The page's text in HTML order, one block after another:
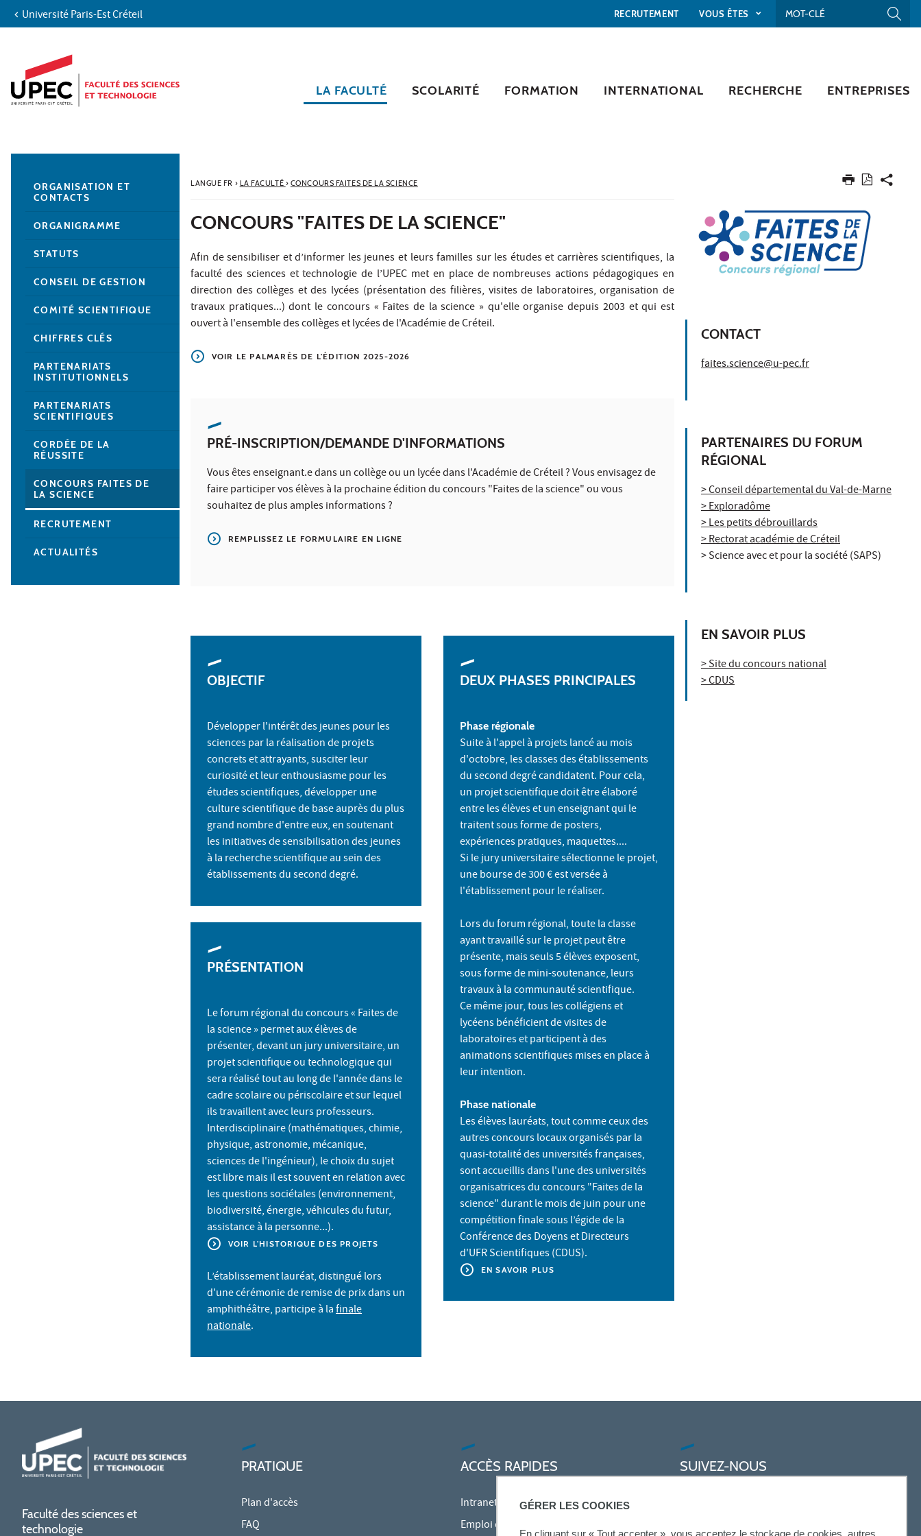
GÉRER LES COOKIES
En cliquant sur « Tout accepter », vous acceptez le stockage de cookies, autres
Aller au contenu
Accès directs
Recherche
Navigation secondaire
Université Paris-Est Créteil RECRUTEMENT VOUS ÊTES
LA FACULTÉ SCOLARITÉ FORMATION INTERNATIONAL RECHERCHE ENTREPRISES
LANGUE FR › LA FACULTÉ › CONCOURS FAITES DE LA SCIENCE
CONCOURS "FAITES DE LA SCIENCE"
Afin de sensibiliser et d’informer les jeunes et leurs familles sur les études et carrières scientifiques, la
faculté des sciences et technologie de l’UPEC met en place de nombreuses actions pédagogiques en
direction des collèges et des lycées (présentation des filières, visites de laboratoires, organisation de
travaux pratiques...) dont le concours « Faites de la science » qu'elle organise depuis 2003 et qui est
ouvert à l'ensemble des collèges et lycées de l'Académie de Créteil.
VOIR LE PALMARÈS DE L'ÉDITION 2025-2026
PRÉ-INSCRIPTION/DEMANDE D'INFORMATIONS
Vous êtes enseignant.e dans un collège ou un lycée dans l'Académie de Créteil ? Vous envisagez de
faire participer vos élèves à la prochaine édition du concours "Faites de la science" ou vous
souhaitez de plus amples informations ?
REMPLISSEZ LE FORMULAIRE EN LIGNE
OBJECTIF
Développer l'intérêt des jeunes pour les
sciences par la réalisation de projets
concrets et attrayants, susciter leur
curiosité et leur enthousiasme pour les
études scientifiques, développer une
culture scientifique de base auprès du plus
grand nombre d'entre eux, en soutenant
les initiatives de sensibilisation des jeunes
à la recherche scientifique au sein des
établissements du second degré.
PRÉSENTATION
Le forum régional du concours « Faites de
la science » permet aux élèves de
présenter, devant un jury universitaire, un
projet scientifique ou technologique qui
sera réalisé tout au long de l'année dans le
cadre scolaire ou périscolaire et sur lequel
ils travaillent avec leurs professeurs.
Interdisciplinaire (mathématiques, chimie,
physique, astronomie, mécanique,
sciences de l'ingénieur), le choix du sujet
est libre mais il est souvent en relation avec
les questions sociétales (environnement,
biodiversité, énergie, véhicules du futur,
assistance à la personne...).
VOIR L'HISTORIQUE DES PROJETS
L’établissement lauréat, distingué lors
d'une cérémonie de remise de prix dans un
amphithéâtre, participe à lafinale
nationale.
DEUX PHASES PRINCIPALES
Phase régionale
Suite à l'appel à projets lancé au mois
d'octobre, les classes des établissements
du second degré candidatent. Pour cela,
un projet scientifique doit être élaboré
entre les élèves et un enseignant qui le
traitent sous forme de posters,
expériences pratiques, maquettes....
Si le jury universitaire sélectionne le projet,
une bourse de 300 € est versée à
l'établissement pour le réaliser.
Lors du forum régional, toute la classe
ayant travaillé sur le projet peut être
présente, mais seuls 5 élèves exposent,
sous forme de mini-soutenance, leurs
travaux à la communauté scientifique.
Ce même jour, tous les collégiens et
lycéens bénéficient de visites de
laboratoires et participent à des
animations scientifiques mises en place à
leur intention.
Phase nationale
Les élèves lauréats, tout comme ceux des
autres concours locaux organisés par la
quasi-totalité des universités françaises,
sont accueillis dans l'une des universités
organisatrices du concours "Faites de la
science" durant le mois de juin pour une
compétition finale sous l’égide de la
Conférence des Doyens et Directeurs
d'UFR Scientifiques (CDUS).
EN SAVOIR PLUS
CONTACT
faites.science@u-pec.fr
PARTENAIRES DU FORUM
RÉGIONAL
> Conseil départemental du Val-de-Marne
> Exploradôme
> Les petits débrouillards
> Rectorat académie de Créteil
> Science avec et pour la société (SAPS)
EN SAVOIR PLUS
> Site du concours national
> CDUS
ORGANISATION ET
CONTACTS
ORGANIGRAMME
STATUTS
CONSEIL DE GESTION
COMITÉ SCIENTIFIQUE
CHIFFRES CLÉS
PARTENARIATS
INSTITUTIONNELS
PARTENARIATS
SCIENTIFIQUES
CORDÉE DE LA
RÉUSSITE
CONCOURS FAITES DE
LA SCIENCE
RECRUTEMENT
ACTUALITÉS
Faculté des sciences et
technologie
PRATIQUE
Plan d'accès
FAQ
ACCÈS RAPIDES
Intranet des personnels
Emploi du temps en ligne (ADE)
SUIVEZ-NOUS